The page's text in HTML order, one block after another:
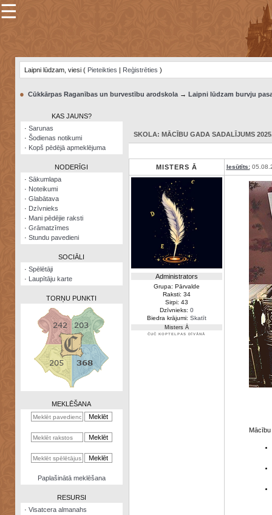
×
Šodienas
notikumi
Visatcera
almanahs
Arhīvs
Zināšanu
kalkulators
Nomētātās
☰
Laipni lūdzam, viesi ( Pieteikties | Reģistrēties )
● Cūkkārpas Raganības un burvestību arodskola→ Laipni lūdzam burvju
KAS JAUNS?
· Sarunas
· Šodienas notikumi
· Kopš pēdējā apmeklējuma
NODERĪGI
· Sākumlapa
· Noteikumi
· Glabātava
· Dzīvnieks
· Mani pēdējie raksti
· Grāmatzīmes
· Stundu pavedieni
SOCIĀLI
· Spēlētāji
· Laupītāju karte
TORŅU PUNKTI
MEKLĒŠANA
Paplašinātā meklēšana
RESURSI
· Visatcera almanahs
SKOLA: MĀCĪBU GADA SADALĪJUMS
MISTERS Ā Iesūtīts:
Administrators
Grupa: Pārvalde
Raksti: 34
Sirpi: 43
Dzīvnieks: 0
Biedra krājumi: Skatīt
Misters Ā
ČUČ KOPTELPAS DĪVĀNĀ